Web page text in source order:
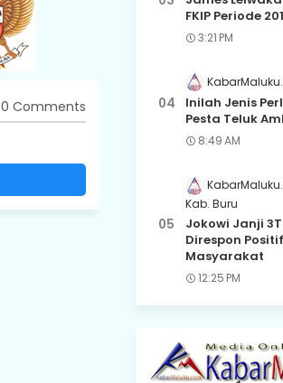
0 Comments
FKIP Periode
3:21 PM
Inilah Jenis
Pesta Teluk
8:49 AM
Kab. Buru
Jokowi Janji
Direspon
Masyarakat
12:25 PM